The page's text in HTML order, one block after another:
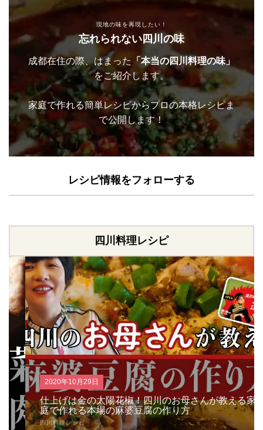
現地の味を再現したい！
忘れられない四川の味
成都在住の際、はまった
「本当の四川料理の味」
をご紹介します。
家庭で作れる簡単レシピからプロの本格レシピま
で公開します！
レシピ情報をフォローする
四川料理レシピ
2020年10月29日
仕上げは金の太陽花椒！四川のお母さんが教える家
庭で作れる本場の麻婆豆腐の作り方
四川料理レシピ